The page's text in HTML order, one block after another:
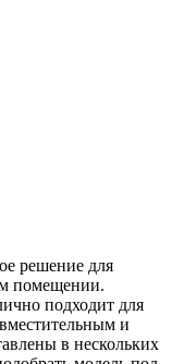
решение для
помещении.
подходит для
и
в нескольких